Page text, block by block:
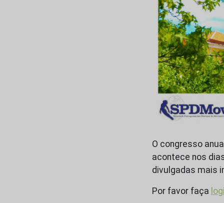
O congresso
acontece nos
divulgadas mais
Por favor faça